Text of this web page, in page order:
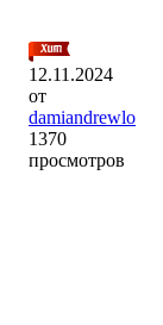
12.11.2024
от
damiandrewlo
1370
просмотров